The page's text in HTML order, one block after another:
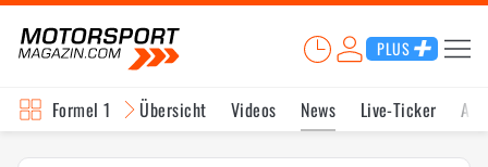
PLUS
Formel 1 Übersicht Videos News Live-Ticker